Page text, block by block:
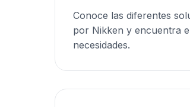
Conoce las diferentes
por Nikken y encuentra
necesidades.